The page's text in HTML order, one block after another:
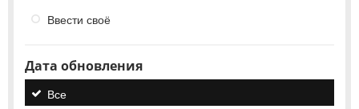
Ввести своё
Дата обновления
Все